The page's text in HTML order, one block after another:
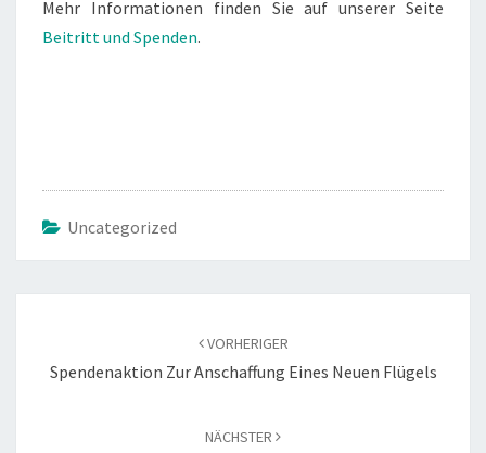
Mehr Informationen finden Sie auf unserer Seite
Beitritt und Spenden.
Uncategorized
VORHERIGER
Spendenaktion Zur Anschaffung Eines Neuen Flügels
NÄCHSTER